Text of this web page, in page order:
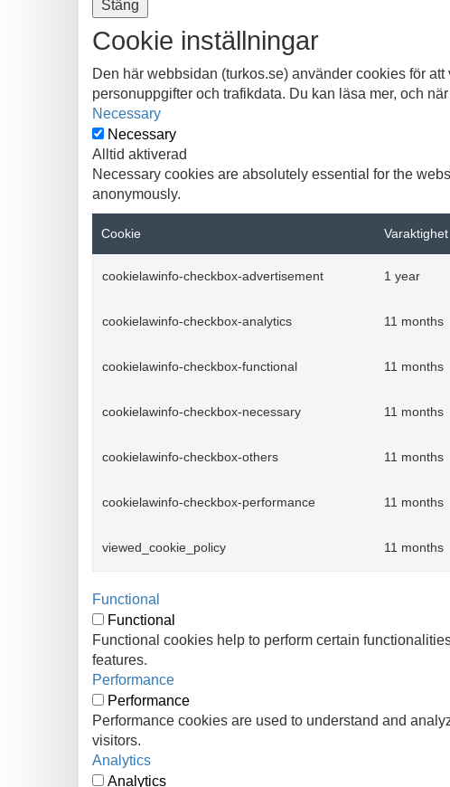
Stäng
Cookie inställningar
Den här webbsidan (turkos.se) använder cookies för
personuppgifter och trafikdata. Du kan läsa mer, och
Necessary
Necessary
Alltid aktiverad
Necessary cookies are absolutely essential for the
anonymously.
Cookie Varaktighet
cookielawinfo-checkbox-advertisement 1 year
cookielawinfo-checkbox-analytics 11 months
cookielawinfo-checkbox-functional 11 months
cookielawinfo-checkbox-necessary 11 months
cookielawinfo-checkbox-others 11 months
cookielawinfo-checkbox-performance 11 months
viewed_cookie_policy 11 months
Functional
Functional
Functional cookies help to perform certain
features.
Performance
Performance
Performance cookies are used to understand and
visitors.
Analytics
Analytics